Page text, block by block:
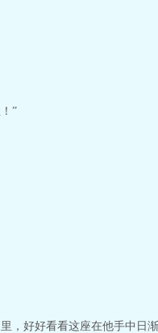
”
，好好看看这座在他手中日渐